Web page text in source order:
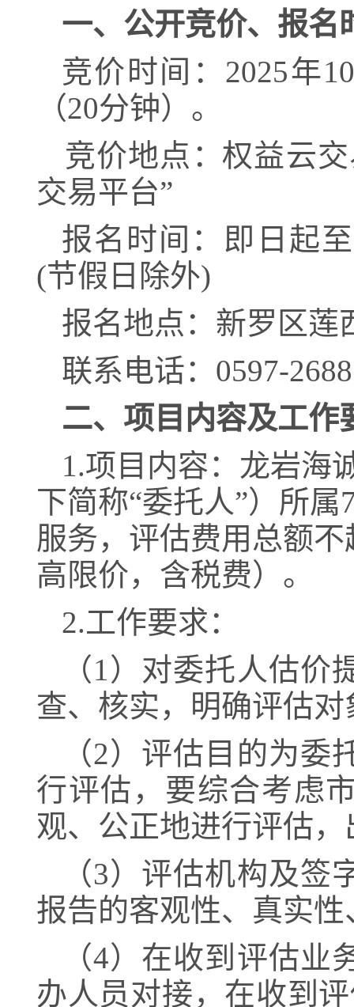
一、公开竞价、报名
竞价时间： 2025年
（20分钟）。
竞价地点 ： 权益云
交易平台”
报名时间： 即 日 起
(节假日除外)
报名地点：新罗区莲
联系电话： 0597-
二、项目 内容及工作
1.项目 内容： 龙岩海
下简称“委托人”）所
服务， 评估费用总额
高限价，含税费）。
2.工作要求：
（1 ）对委托人估价
查、核实，明确评估
（2）评估目的为委
行评估 ， 要综合考虑
观、公正地进行评估
（3）评估机构及签
报告的客观性、真实
（4）在收到评估业
办人员对接，在收到